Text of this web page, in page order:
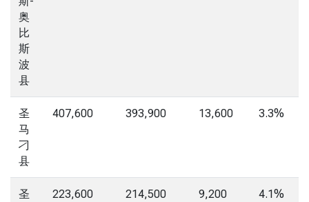
奥
比
斯
波
县
圣
马
刁
县
407,600 393,900 13,600 3.3%
圣
223,600 214,500 9,200 4.1%